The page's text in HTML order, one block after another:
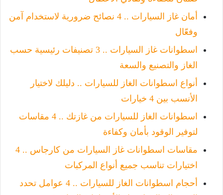
أمان غاز السيارات .. 4 نصائح ضرورية لاستخدام آمن
وفعّال
اسطوانات غاز السيارات .. 3 تصنيفات رئيسية حسب
الغاز والتصنيع والسعة
أنواع اسطوانات الغاز للسيارات .. دليلك لاختيار
الأنسب بين 4 خيارات
اسطوانات الغاز للسيارات من غازتك .. 4 مقاسات
لتوفير الوقود بأمان وكفاءة
مقاسات اسطوانات غاز السيارات من كارجاس .. 4
اختيارات تناسب جميع أنواع المركبات
أحجام اسطوانات الغاز للسيارات .. 4 عوامل تحدد